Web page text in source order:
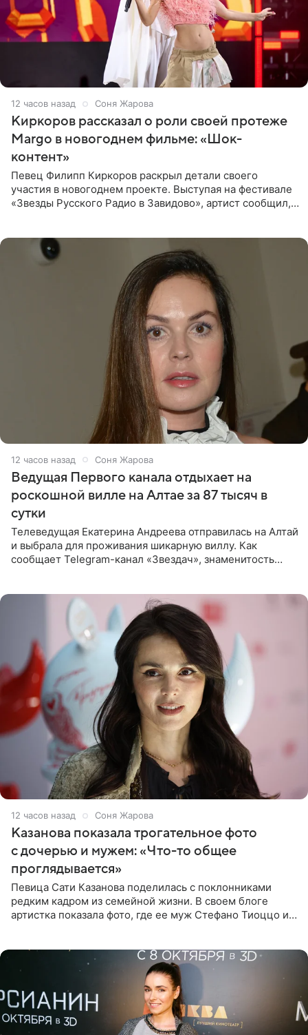
12 часов назад Соня Жарова
Киркоров рассказал о роли своей протеже
Margo в новогоднем фильме: «Шок-
контент»
Певец Филипп Киркоров раскрыл детали своего
участия в новогоднем проекте. Выступая на фестивале
«Звезды Русского Радио в Завидово», артист сообщил,
12 часов назад Соня Жарова
Ведущая Первого канала отдыхает на
роскошной вилле на Алтае за 87 тысяч в
сутки
Телеведущая Екатерина Андреева отправилась на Алтай
и выбрала для проживания шикарную виллу. Как
сообщает Telegram-канал «Звездач», знаменитость
12 часов назад Соня Жарова
Казанова показала трогательное фото
с дочерью и мужем: «Что-то общее
проглядывается»
Певица Сати Казанова поделилась с поклонниками
редким кадром из семейной жизни. В своем блоге
артистка показала фото, где ее муж Стефано Тиоццо и